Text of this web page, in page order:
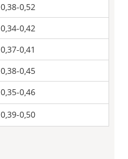
0,38-0,52
0,34-0,42
0,37-0,41
0,38-0,45
0,35-0,46
0,39-0,50